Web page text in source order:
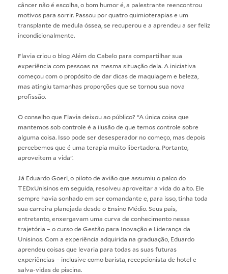
câncer não é escolha, o bom humor é, a palestrante reencontrou
motivos para sorrir. Passou por quatro quimioterapias e um
transplante de medula óssea, se recuperou e a aprendeu a ser feliz
incondicionalmente.
Flavia criou o blog Além do Cabelo para compartilhar sua
experiência com pessoas na mesma situação dela. A iniciativa
começou com o propósito de dar dicas de maquiagem e beleza,
mas atingiu tamanhas proporções que se tornou sua nova
profissão.
O conselho que Flavia deixou ao público? “A única coisa que
mantemos sob controle é a ilusão de que temos controle sobre
alguma coisa. Isso pode ser desesperador no começo, mas depois
percebemos que é uma terapia muito libertadora. Portanto,
aproveitem a vida”.
Já Eduardo Goerl, o piloto de avião que assumiu o palco do
TEDxUnisinos em seguida, resolveu aproveitar a vida do alto. Ele
sempre havia sonhado em ser comandante e, para isso, tinha toda
sua carreira planejada desde o Ensino Médio. Seus pais,
entretanto, enxergavam uma curva de conhecimento nessa
trajetória – o curso de Gestão para Inovação e Liderança da
Unisinos. Com a experiência adquirida na graduação, Eduardo
aprendeu coisas que levaria para todas as suas futuras
experiências – inclusive como barista, recepcionista de hotel e
salva-vidas de piscina.